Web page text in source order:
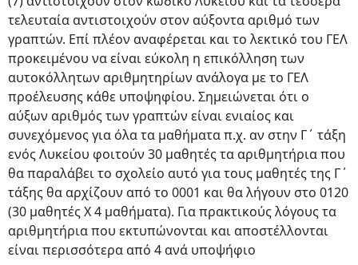
τελευταία αντιστοιχούν στον αύξοντα αριθμό των
γραπτών. Επί πλέον αναφέρεται και το λεκτικό του ΓΕΛ
προκειμένου να είναι εύκολη η επικόλληση των
αυτοκόλλητων αριθμητηρίων ανάλογα με το ΓΕΛ
προέλευσης κάθε υποψηφίου. Σημειώνεται ότι ο
αύξων αριθμός των γραπτών είναι ενιαίος και
συνεχόμενος για όλα τα μαθήματα π.χ. αν στην Γ΄ τάξη
ενός Λυκείου φοιτούν 30 μαθητές τα αριθμητήρια που
θα παραλάβει το σχολείο αυτό για τους μαθητές της Γ΄
τάξης θα αρχίζουν από το 0001 και θα λήγουν στο 0120
(30 μαθητές Χ 4 μαθήματα). Για πρακτικούς λόγους τα
αριθμητήρια που εκτυπώνονται και αποστέλλονται
είναι περισσότερα από 4 ανά υποψήφιο